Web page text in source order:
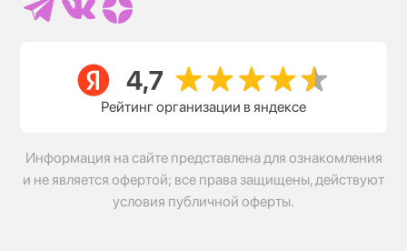
Рейтинг организации в яндексе
Информация на сайте представлена для ознакомления
и не является офертой; все права защищены, действуют
условия публичной оферты.